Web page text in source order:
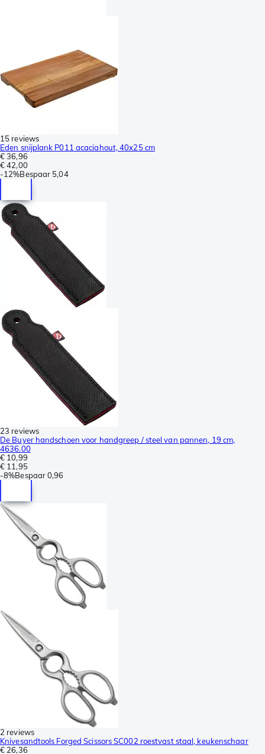
15 reviews
Eden snijplank P011 acaciahout, 40x25 cm
€ 36,96
€ 42,00
-12%Bespaar 5,04
23 reviews
De Buyer handschoen voor handgreep / steel van pannen, 19 cm,
4636.00
€ 10,99
€ 11,95
-8%Bespaar0,96
2 reviews
Knivesandtools Forged Scissors SC002 roestvast staal, keukenschaar
€ 26,36